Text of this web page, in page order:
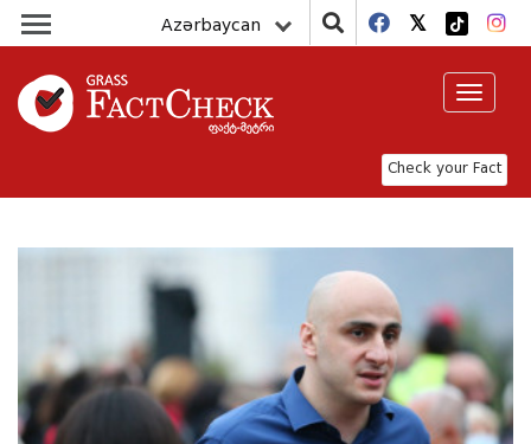
Azərbaycan
Check your Fact
Toggle